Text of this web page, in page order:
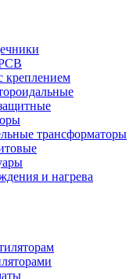
креплением
трансформаторы
и нагрева